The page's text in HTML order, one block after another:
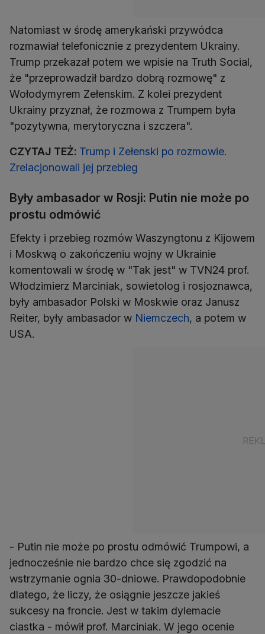
Natomiast w środę amerykański przywódca
rozmawiał telefonicznie z prezydentem Ukrainy.
Trump przekazał potem we wpisie na Truth Social,
że "przeprowadził bardzo dobrą rozmowę" z
Wołodymyrem Zełenskim. Z kolei prezydent
Ukrainy przyznał, że rozmowa z Trumpem była
"pozytywna, merytoryczna i szczera".
CZYTAJ TEŻ: Trump i Zełenski po rozmowie.
Zrelacjonowali jej przebieg
Były ambasador w Rosji: Putin nie może po
prostu odmówić
Efekty i przebieg rozmów Waszyngtonu z Kijowem
i Moskwą o zakończeniu wojny w Ukrainie
komentowali w środę w "Tak jest" w TVN24 prof.
Włodzimierz Marciniak, sowietolog i rosjoznawca,
były ambasador Polski w Moskwie oraz Janusz
Reiter, były ambasador w Niemczech, a potem w
USA.
- Putin nie może po prostu odmówić Trumpowi, a
jednocześnie nie bardzo chce się zgodzić na
wstrzymanie ognia 30-dniowe. Prawdopodobnie
dlatego, że liczy, że osiągnie jeszcze jakieś
sukcesy na froncie. Jest w takim dylemacie
ciastka - mówił prof. Marciniak. W jego ocenie